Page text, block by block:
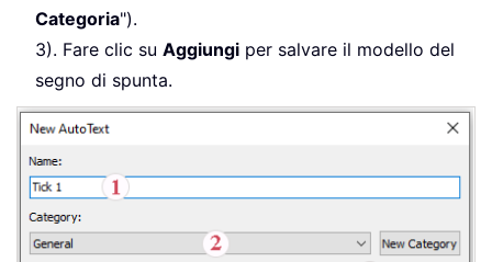
Categoria").
3). Fare clic su Aggiungi per salvare il modello del
segno di spunta.